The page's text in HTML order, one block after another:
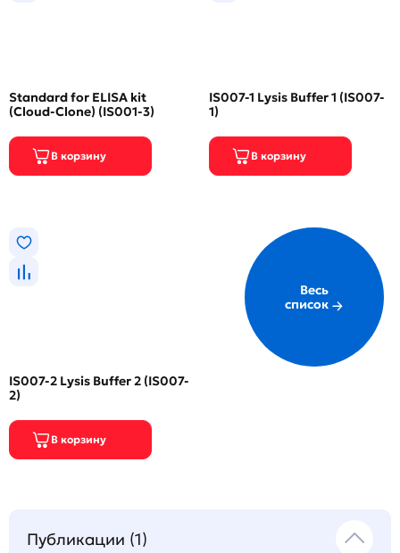
Standard for ELISA kit
(Cloud-Clone) (IS001-3)
IS007-1 Lysis Buffer 1 (IS007-
1)
IS007-2 Lysis Buffer 2 (IS007-
2)
Весь
список
Публикации (1)